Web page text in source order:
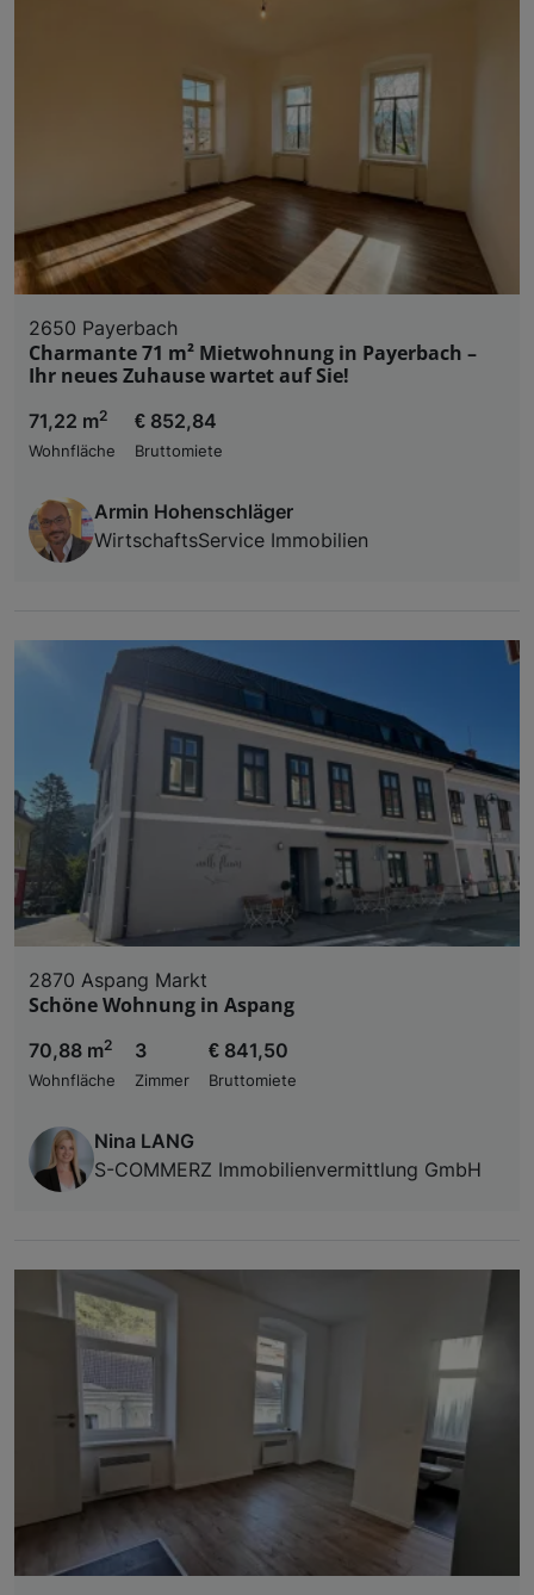
2650 Payerbach
Charmante 71 m² Mietwohnung in Payerbach –
Ihr neues Zuhause wartet auf Sie!
71,22 m2
Wohnfläche
€ 852,84
Bruttomiete
Armin Hohenschläger
WirtschaftsService Immobilien
2870 Aspang Markt
Schöne Wohnung in Aspang
70,88 m2
Wohnfläche
3
Zimmer
€ 841,50
Bruttomiete
Nina LANG
S-COMMERZ Immobilienvermittlung GmbH